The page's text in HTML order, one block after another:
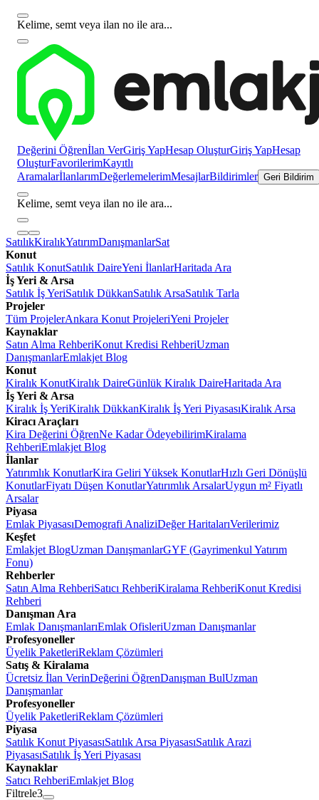
Kelime, semt veya ilan no ile ara...
Değerini Öğrenİlan VerGiriş YapHesap OluşturGiriş YapHesap
OluşturFavorilerimKayıtlı
AramalarİlanlarımDeğerlemelerimMesajlarBildirimler Geri Bildirim
Kelime, semt veya ilan no ile ara...
SatılıkKiralıkYatırımDanışmanlarSat
Konut
Satılık KonutSatılık DaireYeni İlanlarHaritada Ara
İş Yeri & Arsa
Satılık İş YeriSatılık DükkanSatılık ArsaSatılık Tarla
Projeler
Tüm ProjelerAnkara Konut ProjeleriYeni Projeler
Kaynaklar
Satın Alma RehberiKonut Kredisi RehberiUzman
DanışmanlarEmlakjet Blog
Konut
Kiralık KonutKiralık DaireGünlük Kiralık DaireHaritada Ara
İş Yeri & Arsa
Kiralık İş YeriKiralık DükkanKiralık İş Yeri PiyasasıKiralık Arsa
Kiracı Araçları
Kira Değerini ÖğrenNe Kadar ÖdeyebilirimKiralama
RehberiEmlakjet Blog
İlanlar
Yatırımlık KonutlarKira Geliri Yüksek KonutlarHızlı Geri Dönüşlü
KonutlarFiyatı Düşen KonutlarYatırımlık ArsalarUygun m² Fiyatlı
Arsalar
Piyasa
Emlak PiyasasıDemografi AnaliziDeğer HaritalarıVerilerimiz
Keşfet
Emlakjet BlogUzman DanışmanlarGYF (Gayrimenkul Yatırım
Fonu)
Rehberler
Satın Alma RehberiSatıcı RehberiKiralama RehberiKonut Kredisi
Rehberi
Danışman Ara
Emlak DanışmanlarıEmlak OfisleriUzman Danışmanlar
Profesyoneller
Üyelik PaketleriReklam Çözümleri
Satış & Kiralama
Ücretsiz İlan VerinDeğerini ÖğrenDanışman BulUzman
Danışmanlar
Profesyoneller
Üyelik PaketleriReklam Çözümleri
Piyasa
Satılık Konut PiyasasıSatılık Arsa PiyasasıSatılık Arazi
PiyasasıSatılık İş Yeri Piyasası
Kaynaklar
Satıcı RehberiEmlakjet Blog
Filtrele3